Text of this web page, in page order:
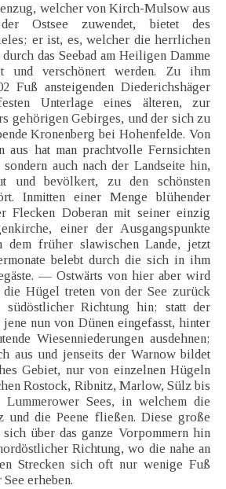
welcher von Kirch-Mulsow aus
Ostsee zuwendet, bietet des
er ist, es, welcher die herrlichen
das Seebad am Heiligen Damme
und verschönert werden. Zu ihm
Fuß ansteigenden Diederichshäger
Unterlage eines älteren, zur
gehörigen Gebirges, und der sich zu
Kronenberg bei Hohenfelde. Von
aus hat man prachtvolle Fernsichten
auch nach der Landseite hin,
und bevölkert, zu den schönsten
Inmitten einer Menge blühender
Flecken Doberan mit seiner einzig
einer der Ausgangspunkte
dem früher slawischen Lande, jetzt
belebt durch die sich in ihm
— Ostwärts von hier aber wird
Hügel treten von der See zurück
Richtung hin; statt der
nun von Dünen eingefasst, hinter
Wiesenniederungen ausdehnen;
aus und jenseits der Warnow bildet
Gebiet, nur von einzelnen Hügeln
Rostock, Ribnitz, Marlow, Sülz bis
Sees, in welchem die
und die Peene fließen. Diese große
über das ganze Vorpommern hin
Richtung, wo die nahe an
Strecken sich oft nur wenige Fuß
erheben.